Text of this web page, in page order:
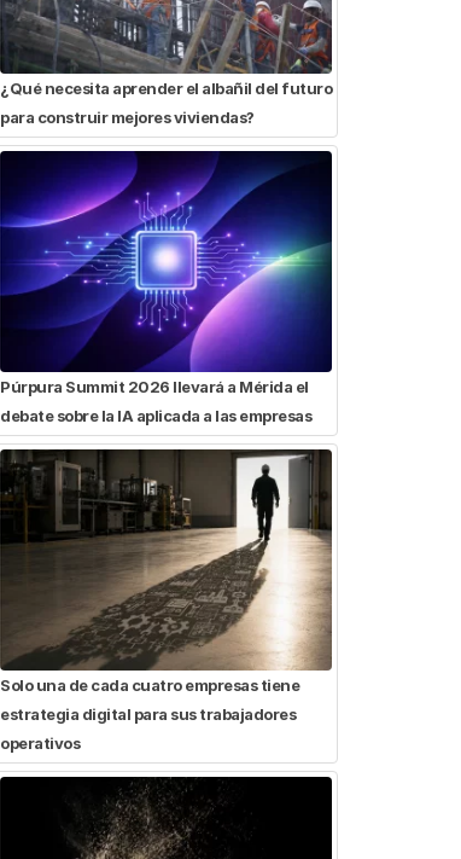
¿Qué necesita aprender el albañil del futuro
para construir mejores viviendas?
Púrpura Summit 2026 llevará a Mérida el
debate sobre la IA aplicada a las empresas
Solo una de cada cuatro empresas tiene
estrategia digital para sus trabajadores
operativos